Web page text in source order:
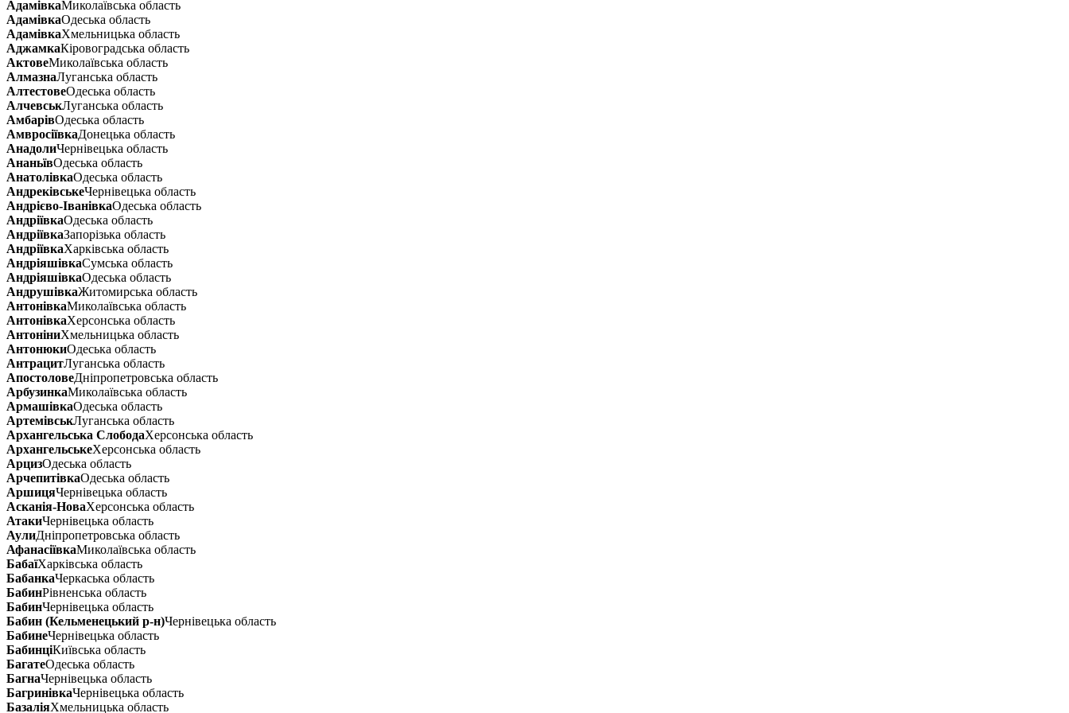
АдамівкаМиколаївська область
АдамівкаОдеська область
АдамівкаХмельницька область
АджамкаКіровоградська область
АктовеМиколаївська область
АлмазнаЛуганська область
АлтестовеОдеська область
АлчевськЛуганська область
АмбарівОдеська область
АмвросіївкаДонецька область
АнадолиЧернівецька область
АнаньївОдеська область
АнатолівкаОдеська область
АндреківськеЧернівецька область
Андрієво-ІванівкаОдеська область
АндріївкаОдеська область
АндріївкаЗапорізька область
АндріївкаХарківська область
АндріяшівкаСумська область
АндріяшівкаОдеська область
АндрушівкаЖитомирська область
АнтонівкаМиколаївська область
АнтонівкаХерсонська область
АнтоніниХмельницька область
АнтонюкиОдеська область
АнтрацитЛуганська область
АпостоловеДніпропетровська область
АрбузинкаМиколаївська область
АрмашівкаОдеська область
АртемівськЛуганська область
Архангельська СлободаХерсонська область
АрхангельськеХерсонська область
АрцизОдеська область
АрчепитівкаОдеська область
АршицяЧернівецька область
Асканія-НоваХерсонська область
АтакиЧернівецька область
АулиДніпропетровська область
АфанасіївкаМиколаївська область
БабаїХарківська область
БабанкаЧеркаська область
БабинРівненська область
БабинЧернівецька область
Бабин (Кельменецький р-н)Чернівецька область
БабинеЧернівецька область
БабинціКиївська область
БагатеОдеська область
БагнаЧернівецька область
БагринівкаЧернівецька область
БазаліяХмельницька область